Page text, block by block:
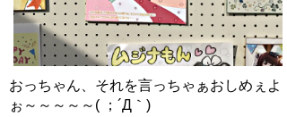
おっちゃん、それを言っちゃぁおしめぇよ
ぉ～～～～～( ；´Д｀)